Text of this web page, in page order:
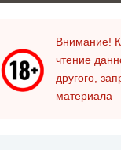
Внимание!
чтение
другого,
материала